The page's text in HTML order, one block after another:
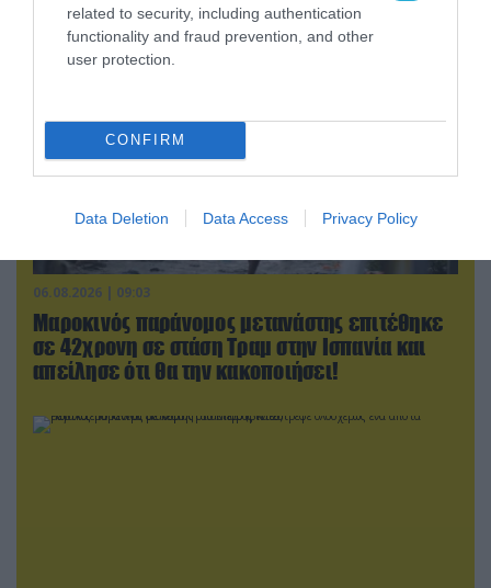
related to security, including authentication
functionality and fraud prevention, and other
user protection.
CONFIRM
Data Deletion Data Access Privacy Policy
06.08.2026 | 09:03
Μαροκινός παράνομος μετανάστης επιτέθηκε
σε 42χρονη σε στάση Τραμ στην Ισπανία και
απείλησε ότι θα την κακοποιήσει!